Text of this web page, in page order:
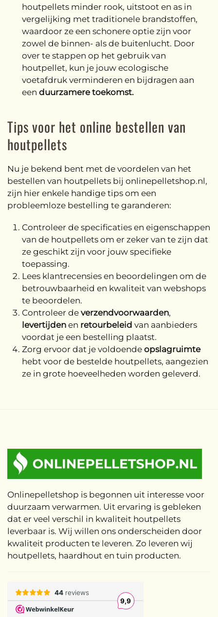
houtpellets minder rook, uitstoot en as in
vergelijking met traditionele brandstoffen,
waardoor ze een schonere optie zijn voor
zowel de binnen- als de buitenlucht. Door
over te stappen op het gebruik van
houtpellet, kun je jouw ecologische
voetafdruk verminderen en bijdragen aan
een duurzamere toekomst.
Tips voor het online bestellen van
houtpellets
Nu je bekend bent met de voordelen van het
bestellen van houtpellets bij onlinepelletshop.nl,
zijn hier enkele handige tips om een
probleemloze bestelling te garanderen:
Controleer de specificaties en eigenschappen
van de houtpellets om er zeker van te zijn dat
ze geschikt zijn voor jouw specifieke
toepassing.
Lees klantrecensies en beoordelingen om de
betrouwbaarheid en kwaliteit van webshops
te beoordelen.
Controleer de verzendvoorwaarden,
levertijden en retourbeleid van aanbieders
voordat je een bestelling plaatst.
Zorg ervoor dat je voldoende opslagruimte
hebt voor de bestelde houtpellets, aangezien
ze in grote hoeveelheden worden geleverd.
Onlinepelletshop is begonnen uit interesse voor
duurzaam verwarmen. Uit ervaring is gebleken
dat er veel verschil in kwaliteit houtpellets
leverbaar is. Wij willen ons onderscheiden door
kwaliteit producten te leveren. Zo leveren wij
houtpellets, haardhout en tuin producten.